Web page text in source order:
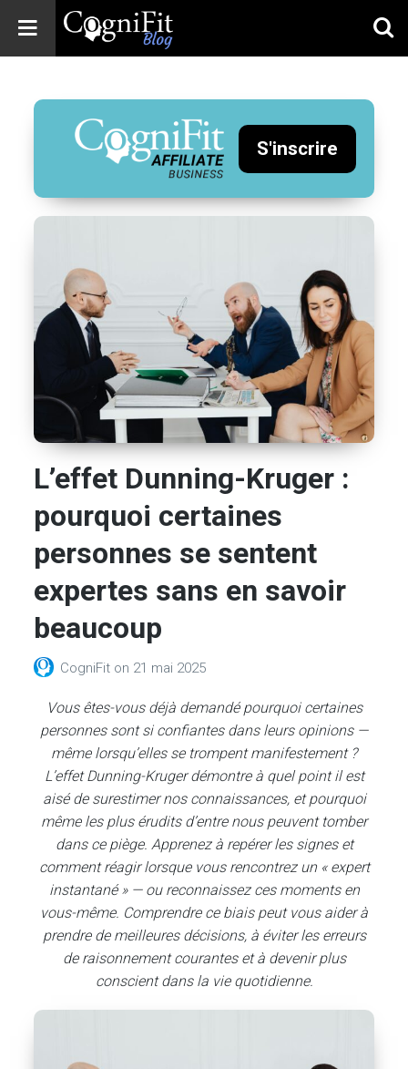
Blog: Brain
Health
News
Brain Training,
Mental Health, and
Wellness
S'inscrire
L’effet Dunning-Kruger :
pourquoi certaines
personnes se sentent
expertes sans en savoir
beaucoup
CogniFit on 21 mai 2025
Vous êtes-vous déjà demandé pourquoi certaines
personnes sont si confiantes dans leurs opinions —
même lorsqu’elles se trompent manifestement ?
L’effet Dunning-Kruger démontre à quel point il est
aisé de surestimer nos connaissances, et pourquoi
même les plus érudits d’entre nous peuvent tomber
dans ce piège. Apprenez à repérer les signes et
comment réagir lorsque vous rencontrez un « expert
instantané » — ou reconnaissez ces moments en
vous-même. Comprendre ce biais peut vous aider à
prendre de meilleures décisions, à éviter les erreurs
de raisonnement courantes et à devenir plus
conscient dans la vie quotidienne.